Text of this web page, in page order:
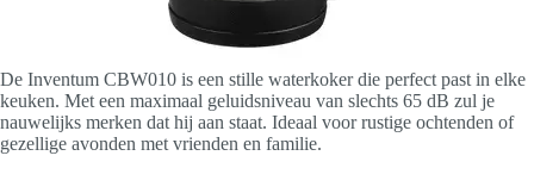
De Inventum CBW010 is een stille waterkoker die perfect past in elke
keuken. Met een maximaal geluidsniveau van slechts 65 dB zul je
nauwelijks merken dat hij aan staat. Ideaal voor rustige ochtenden of
gezellige avonden met vrienden en familie.